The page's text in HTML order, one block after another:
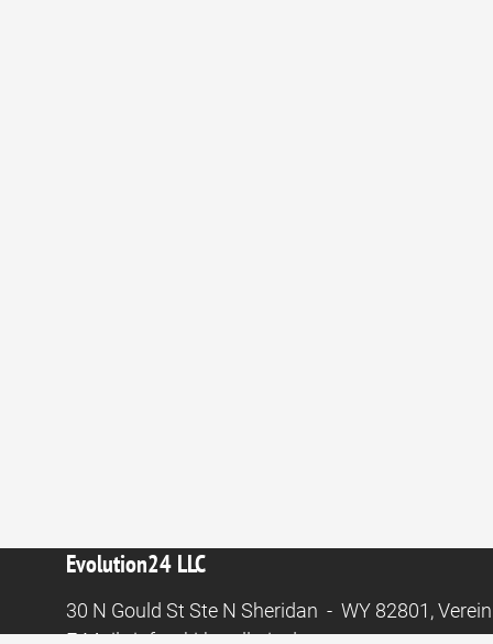
Evolution24 LLC
30 N Gould St Ste N Sheridan - WY 82801,